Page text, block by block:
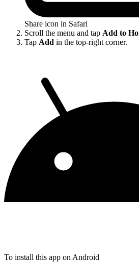
Share icon in Safari
Scroll the menu and tap Add to
Tap Add in the top-right corner.
To install this app on Android